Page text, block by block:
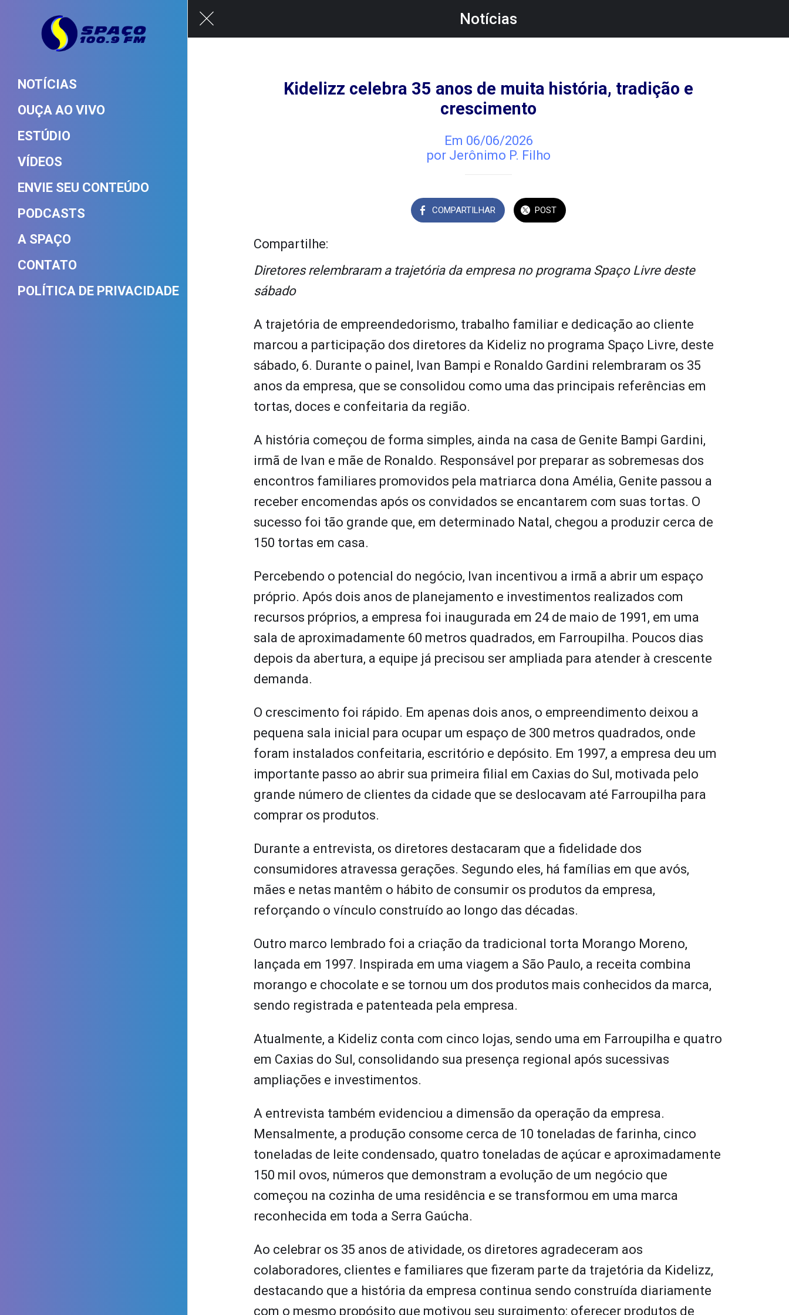
NOTÍCIAS
OUÇA AO VIVO
ESTÚDIO
VÍDEOS
ENVIE SEU CONTEÚDO
PODCASTS
A SPAÇO
CONTATO
POLÍTICA DE PRIVACIDADE
Notícias
Kidelizz celebra 35 anos de muita história, tradição e
crescimento
Em 06/06/2026
por Jerônimo P. Filho
COMPARTILHAR POST
Compartilhe:
Diretores relembraram a trajetória da empresa no programa Spaço Livre deste
sábado
A trajetória de empreendedorismo, trabalho familiar e dedicação ao cliente
marcou a participação dos diretores da Kideliz no programa Spaço Livre, deste
sábado, 6. Durante o painel, Ivan Bampi e Ronaldo Gardini relembraram os 35
anos da empresa, que se consolidou como uma das principais referências em
tortas, doces e confeitaria da região.
A história começou de forma simples, ainda na casa de Genite Bampi Gardini,
irmã de Ivan e mãe de Ronaldo. Responsável por preparar as sobremesas dos
encontros familiares promovidos pela matriarca dona Amélia, Genite passou a
receber encomendas após os convidados se encantarem com suas tortas. O
sucesso foi tão grande que, em determinado Natal, chegou a produzir cerca de
150 tortas em casa.
Percebendo o potencial do negócio, Ivan incentivou a irmã a abrir um espaço
próprio. Após dois anos de planejamento e investimentos realizados com
recursos próprios, a empresa foi inaugurada em 24 de maio de 1991, em uma
sala de aproximadamente 60 metros quadrados, em Farroupilha. Poucos dias
depois da abertura, a equipe já precisou ser ampliada para atender à crescente
demanda.
O crescimento foi rápido. Em apenas dois anos, o empreendimento deixou a
pequena sala inicial para ocupar um espaço de 300 metros quadrados, onde
foram instalados confeitaria, escritório e depósito. Em 1997, a empresa deu um
importante passo ao abrir sua primeira filial em Caxias do Sul, motivada pelo
grande número de clientes da cidade que se deslocavam até Farroupilha para
comprar os produtos.
Durante a entrevista, os diretores destacaram que a fidelidade dos
consumidores atravessa gerações. Segundo eles, há famílias em que avós,
mães e netas mantêm o hábito de consumir os produtos da empresa,
reforçando o vínculo construído ao longo das décadas.
Outro marco lembrado foi a criação da tradicional torta Morango Moreno,
lançada em 1997. Inspirada em uma viagem a São Paulo, a receita combina
morango e chocolate e se tornou um dos produtos mais conhecidos da marca,
sendo registrada e patenteada pela empresa.
Atualmente, a Kideliz conta com cinco lojas, sendo uma em Farroupilha e quatro
em Caxias do Sul, consolidando sua presença regional após sucessivas
ampliações e investimentos.
A entrevista também evidenciou a dimensão da operação da empresa.
Mensalmente, a produção consome cerca de 10 toneladas de farinha, cinco
toneladas de leite condensado, quatro toneladas de açúcar e aproximadamente
150 mil ovos, números que demonstram a evolução de um negócio que
começou na cozinha de uma residência e se transformou em uma marca
reconhecida em toda a Serra Gaúcha.
Ao celebrar os 35 anos de atividade, os diretores agradeceram aos
colaboradores, clientes e familiares que fizeram parte da trajetória da Kidelizz,
destacando que a história da empresa continua sendo construída diariamente
com o mesmo propósito que motivou seu surgimento: oferecer produtos de